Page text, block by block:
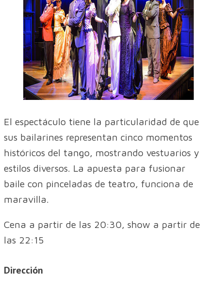
El espectáculo tiene la particularidad de que
sus bailarines representan cinco momentos
históricos del tango, mostrando vestuarios y
estilos diversos. La apuesta para fusionar
baile con pinceladas de teatro, funciona de
maravilla.
Cena a partir de las 20:30, show a partir de
las 22:15
Dirección